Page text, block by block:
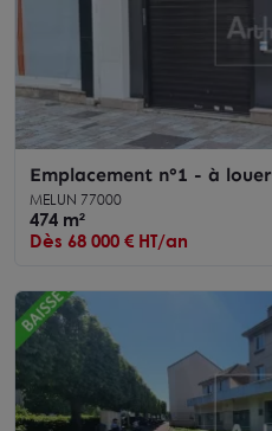
Emplacement n°1 - à
MELUN 77000
474 m²
Dès 68 000 € HT/an